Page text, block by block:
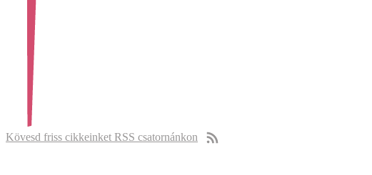
Kövesd friss cikkeinket RSS csatornánkon